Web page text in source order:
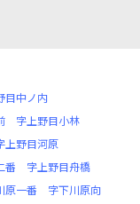
目中ノ内
字上野目小林
上野目河原
番
字上野目舟橋
原一番
字下川原向